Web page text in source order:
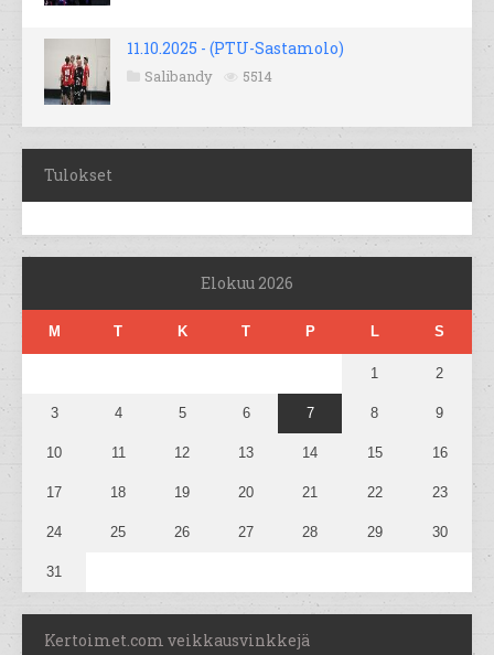
11.10.2025 - (PTU-Sastamolo)
Salibandy 5514
Tulokset
Elokuu 2026
M T K T P L S
1 2
3 4 5 6 7 8 9
10 11 12 13 14 15 16
17 18 19 20 21 22 23
24 25 26 27 28 29 30
31
Kertoimet.com veikkausvinkkejä